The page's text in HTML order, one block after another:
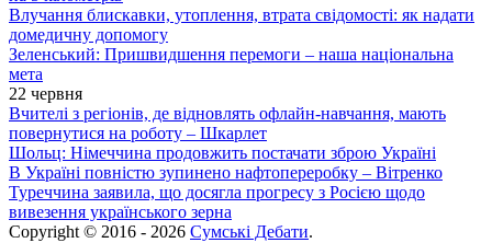
Влучання блискавки, утоплення, втрата свідомості: як надати
домедичну допомогу
Зеленський: Пришвидшення перемоги – наша національна
мета
22 червня
Вчителі з регіонів, де відновлять офлайн-навчання, мають
повернутися на роботу – Шкарлет
Шольц: Німеччина продовжить постачати зброю Україні
В Україні повністю зупинено нафтопереробку – Вітренко
Туреччина заявила, що досягла прогресу з Росією щодо
вивезення українського зерна
Copyright © 2016 - 2026 Сумські Дебати.